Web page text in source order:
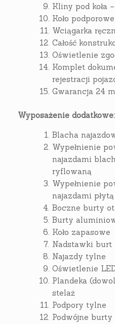
Kliny pod koła
Koło podporowe
Wciągarka
Całość
Oświetlenie
Komplet
rejestracji
Gwarancja 24
Wyposażenie dodatkowe:
Blacha
Wypełnienie
najazdami
ryflowaną
Wypełnienie
najazdami
Boczne burty
Burty
Koło zapasowe
Nadstawki burt
Najazdy tylne
Oświetlenie
Plandeka
stelaż
Podpory tylne
Podwójne burty